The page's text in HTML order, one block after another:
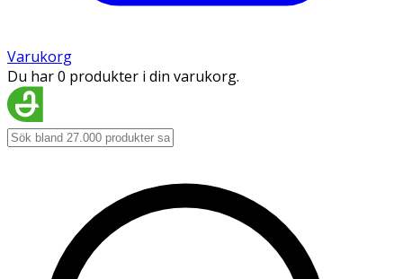
Varukorg
Du har 0 produkter i din varukorg.